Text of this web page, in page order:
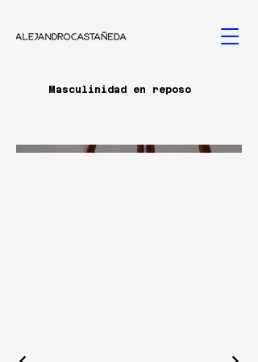
Masculinidad en reposo